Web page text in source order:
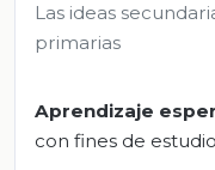
Las ideas
primarias
Aprendizaje
con fines de